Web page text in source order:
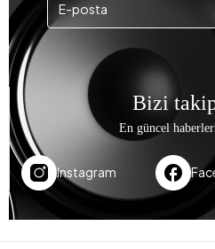
Bizi
En güncel
Instagram